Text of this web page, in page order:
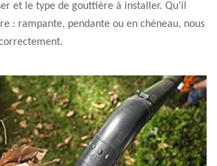
et le type de gouttière à installer. Qu’il
: rampante, pendante ou en chéneau, nous